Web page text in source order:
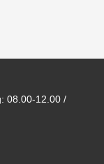
08.00-12.00 /